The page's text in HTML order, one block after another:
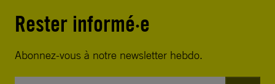
Rester informé·e
Abonnez-vous à notre newsletter hebdo.